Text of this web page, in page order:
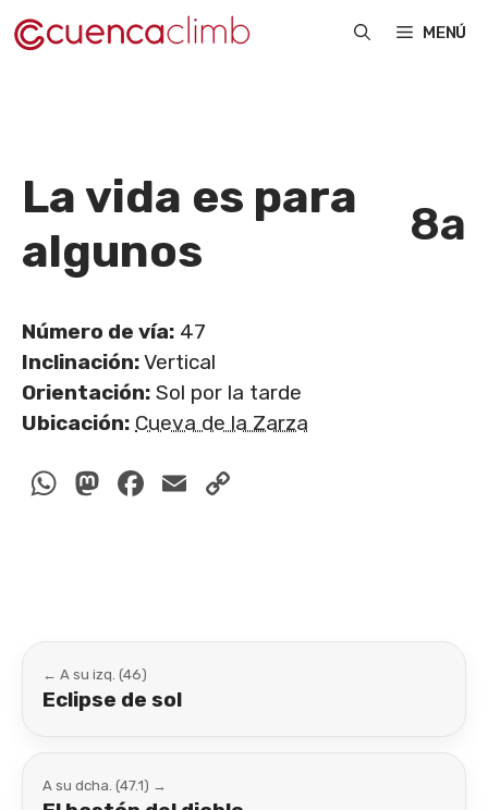
Saltar
al
MENÚ
La vida es para
algunos
8a
Número de vía: 47
Inclinación:Vertical
Orientación: Sol por la tarde
Ubicación: Cueva de la Zarza
WhatsApp
Mastodon
Facebook
Email
← A su izq. (46)
Eclipse de sol
A su dcha. (47.1) →